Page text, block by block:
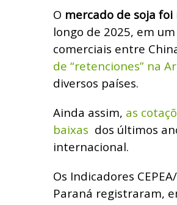
O mercado de soja
longo de 2025, em
comerciais entre
de “retenciones” na
diversos países.
Ainda assim, as
baixas dos últimos
internacional.
Os Indicadores
Paraná registraram,